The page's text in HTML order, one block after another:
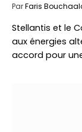
ParFaris
Stellantis et le
aux énergies
accord pour